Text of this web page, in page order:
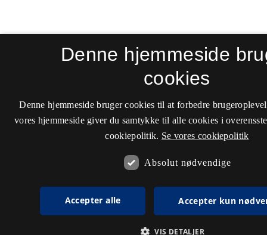
Denne hjemmeside
cookies
Denne hjemmeside bruger cookies til at forbedre
vores hjemmeside giver du samtykke til alle cookies i
cookiepolitik. Se vores cookiepolitik
Absolut nødvendige
Accepter alle Accepter kun
VIS DETALJER